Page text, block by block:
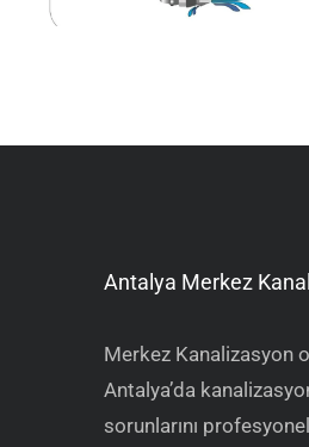
Antalya Merkez
Merkez Kanalizasyon
Antalya’da
sorunlarını